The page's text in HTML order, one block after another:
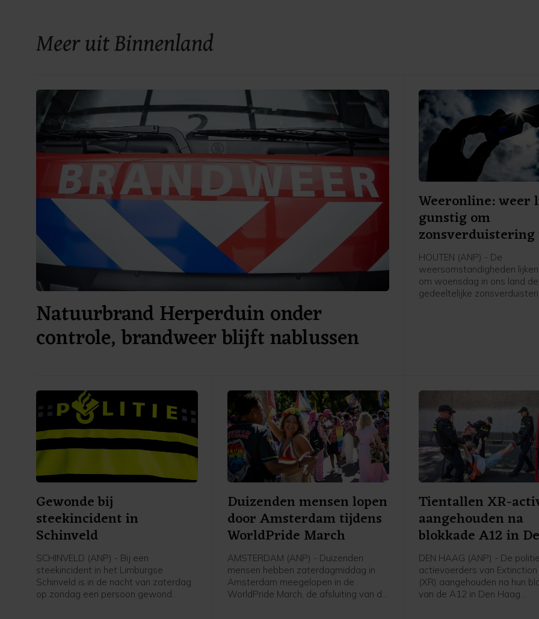
Meer uit Binnenland
Natuurbrand Herperduin onder
controle, brandweer blijft nablussen
Weeronline: weer
gunstig om
zonsverduistering
zien
HOUTEN (ANP) - De
weersomstandigheden
om woensdag in ons land de
gedeeltelijke
Gewonde bij
steekincident in
Schinveld
SCHINVELD (ANP) - Bij een
steekincident in het Limburgse
Schinveld is in de nacht van zaterdag
op zondag een persoon gewond
Duizenden mensen lopen
door Amsterdam tijdens
WorldPride March
AMSTERDAM (ANP) - Duizenden
mensen hebben zaterdagmiddag in
Amsterdam meegelopen in de
WorldPride March, de afsluiting van de
Tientallen XR-
aangehouden na
blokkade A12 in
Haag
DEN HAAG (ANP) - De
actievoerders van Extinction
(XR) aangehouden na hun
van de A12 in Den Haag